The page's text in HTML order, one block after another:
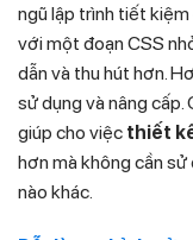
ngũ lập trình tiết
với một đoạn CSS
dẫn và thu hút hơn.
sử dụng và nâng cấp.
giúp cho việc thiết
hơn mà không cần
nào khác.